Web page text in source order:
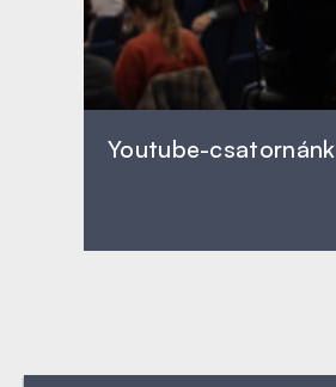
Youtube-csatornánk